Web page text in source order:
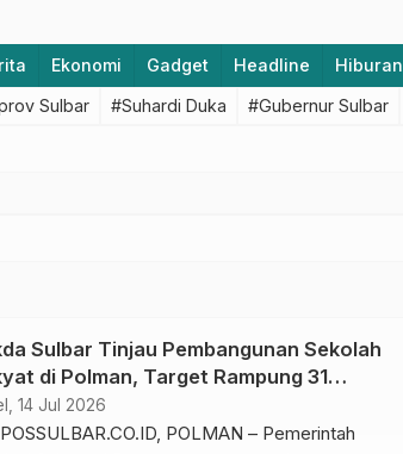
Ekonomi Gadget Headline Hiburan
Sulbar #Suhardi Duka #Gubernur Sulbar
Sulbar Tinjau Pembangunan Sekolah
di Polman, Target Rampung 31
2026
14 Jul 2026
POLMAN – Pemerintah